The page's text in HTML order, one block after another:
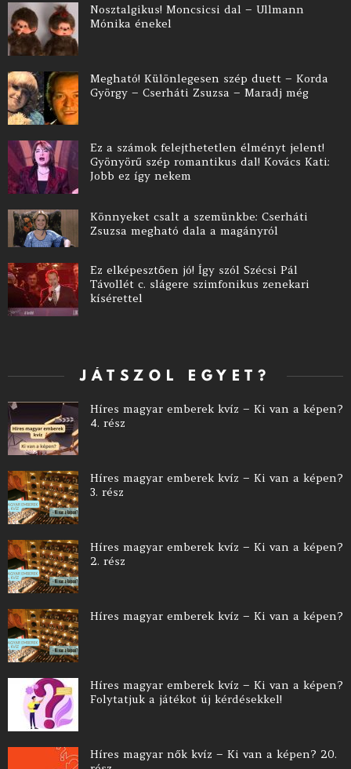
Nosztalgikus! Moncsicsi dal – Ullmann
Mónika énekel
Megható! Különlegesen szép duett – Korda
György – Cserháti Zsuzsa – Maradj még
Ez a számok felejthetetlen élményt jelent!
Gyönyörű szép romantikus dal! Kovács Kati:
Jobb ez így nekem
Könnyeket csalt a szemünkbe: Cserháti
Zsuzsa megható dala a magányról
Ez elképesztően jó! Így szól Szécsi Pál
Távollét c. slágere szimfonikus zenekari
kísérettel
JÁTSZOL EGYET?
Híres magyar emberek kvíz – Ki van a képen?
4. rész
Híres magyar emberek kvíz – Ki van a képen?
3. rész
Híres magyar emberek kvíz – Ki van a képen?
2. rész
Híres magyar emberek kvíz – Ki van a képen?
Híres magyar emberek kvíz – Ki van a képen?
Folytatjuk a játékot új kérdésekkel!
Híres magyar nők kvíz – Ki van a képen? 20.